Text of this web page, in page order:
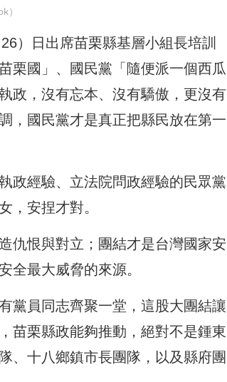
）
）日出席苗栗縣基層小組長培訓
栗國」、國民黨「隨便派一個西瓜
政，沒有忘本、沒有驕傲，更沒有
，國民黨才是真正把縣民放在第一
政經驗、立法院問政經驗的民眾黨
，安捏才對。
仇恨與對立；團結才是台灣國家安
全最大威脅的來源。
黨員同志齊聚一堂，這股大團結讓
苗栗縣政能夠推動，絕對不是鍾東
、十八鄉鎮市長團隊，以及縣府團